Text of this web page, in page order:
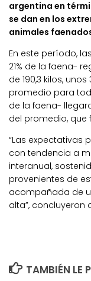
argentina en
se dan en los
animales
En este período,
21% de la faena-
de 190,3 kilos,
promedio para
de la faena-
del promedio, que
“Las expectativas
con tendencia a
interanual,
provenientes de
acompañada de
alta”, concluyeron
TAMBIÉN LE